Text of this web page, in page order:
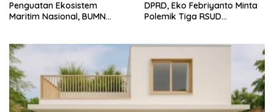
Penguatan Ekosistem
Maritim Nasional, BUMN
DPRD, Eko Febriyanto Minta
Polemik Tiga RSUD